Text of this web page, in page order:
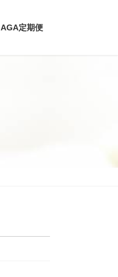
AGA定期便